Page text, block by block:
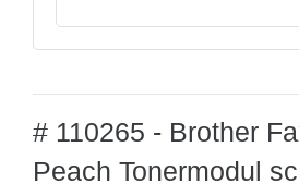
# 110265 - Brother
Peach Tonermodul